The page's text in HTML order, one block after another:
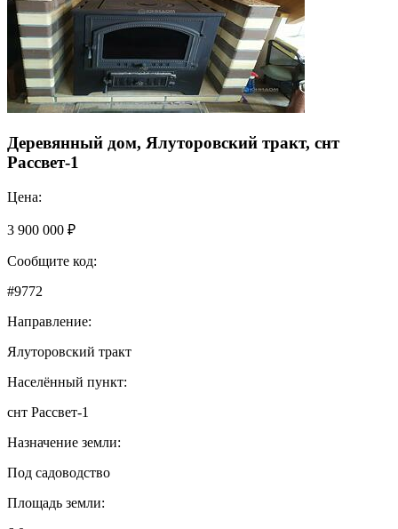
Деревянный дом, Ялуторовский тракт, снт
Рассвет-1
Цена:
3 900 000 ₽
Сообщите код:
#9772
Направление:
Ялуторовский тракт
Населённый пункт:
снт Рассвет-1
Назначение земли:
Под садоводство
Площадь земли: